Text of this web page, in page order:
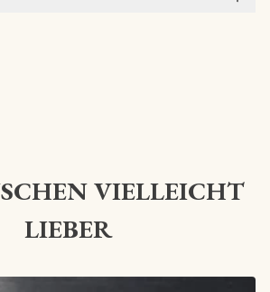
VIELLEICHT
LIEBER